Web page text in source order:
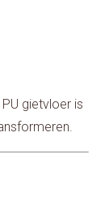
gietvloer is